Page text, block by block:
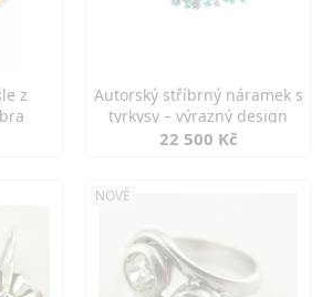
z
Autorský stříbrný náramek s
tyrkysy – výrazný design
22 500 Kč
NOVÉ